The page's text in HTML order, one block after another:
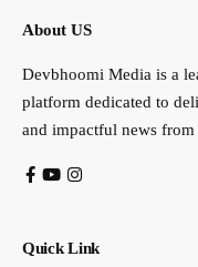
About US
Devbhoomi Media is a
platform dedicated to
and impactful news
Quick Link